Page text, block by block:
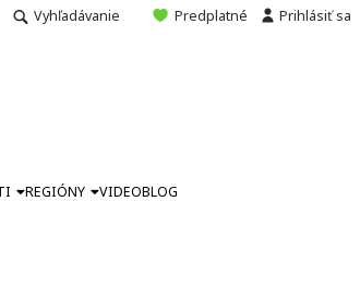
Vyhľadávanie Predplatné Prihlásiť sa
REGIÓNY VIDEOBLOG